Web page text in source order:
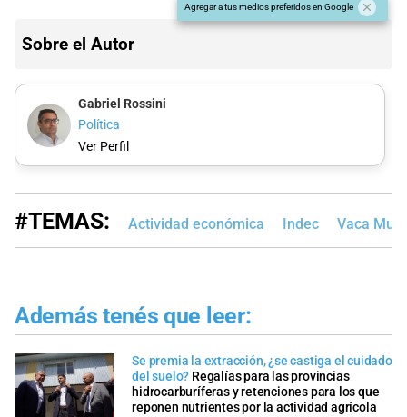
Agregar a tus medios preferidos en Google
Sobre el Autor
Gabriel Rossini
Política
Ver Perfil
#TEMAS: Actividad económica Indec Vaca
Además tenés que leer:
Se premia la extracción, ¿se castiga el cuidado
del suelo? Regalías para las provincias
hidrocarburíferas y retenciones para los que
reponen nutrientes por la actividad agrícola